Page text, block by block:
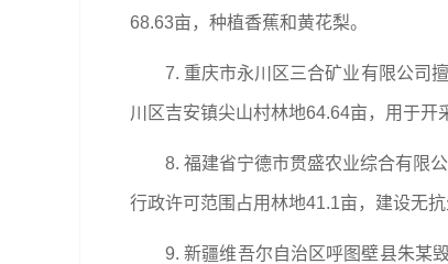
68.63亩，种植香蕉和黄花梨。
7. 重庆市永川区三合矿业有限公司
川区吉安镇尖山村林地64.64亩，用于开
8. 福建省宁德市贯盛农业综合有限
行政许可范围占用林地41.1亩，建设无抗
9. 新疆维吾尔自治区呼图壁县朱某